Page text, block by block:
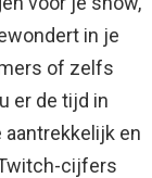
in je
of zelfs
er de tijd in
en
cijfers